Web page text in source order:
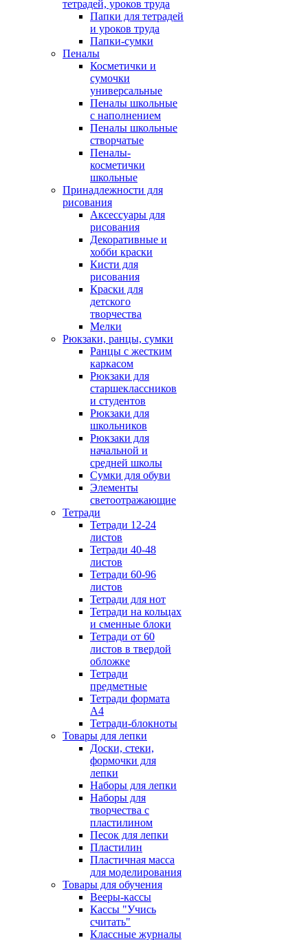
тетрадей, уроков труда
Папки для тетрадей
и уроков труда
Папки-сумки
Пеналы
Косметички и
сумочки
универсальные
Пеналы школьные
с наполнением
Пеналы школьные
створчатые
Пеналы-
косметички
школьные
Принадлежности для
рисования
Аксессуары для
рисования
Декоративные и
хобби краски
Кисти для
рисования
Краски для
детского
творчества
Мелки
Рюкзаки, ранцы, сумки
Ранцы с жестким
каркасом
Рюкзаки для
старшеклассников
и студентов
Рюкзаки для
школьников
Рюкзаки для
начальной и
средней школы
Сумки для обуви
Элементы
светоотражающие
Тетради
Тетради 12-24
листов
Тетради 40-48
листов
Тетради 60-96
листов
Тетради для нот
Тетради на кольцах
и сменные блоки
Тетради от 60
листов в твердой
обложке
Тетради
предметные
Тетради формата
А4
Тетради-блокноты
Товары для лепки
Доски, стеки,
формочки для
лепки
Наборы для лепки
Наборы для
творчества с
пластилином
Песок для лепки
Пластилин
Пластичная масса
для моделирования
Товары для обучения
Вееры-кассы
Кассы "Учись
считать"
Классные журналы